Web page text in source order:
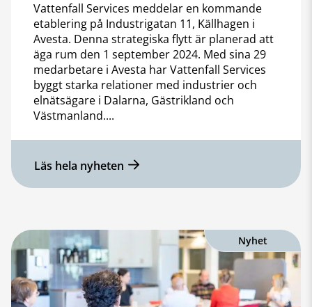
Vattenfall Services meddelar en kommande
etablering på Industrigatan 11, Källhagen i
Avesta. Denna strategiska flytt är planerad att
äga rum den 1 september 2024. Med sina 29
medarbetare i Avesta har Vattenfall Services
byggt starka relationer med industrier och
elnätsägare i Dalarna, Gästrikland och
Västmanland....
Läs hela nyheten
Nyhet